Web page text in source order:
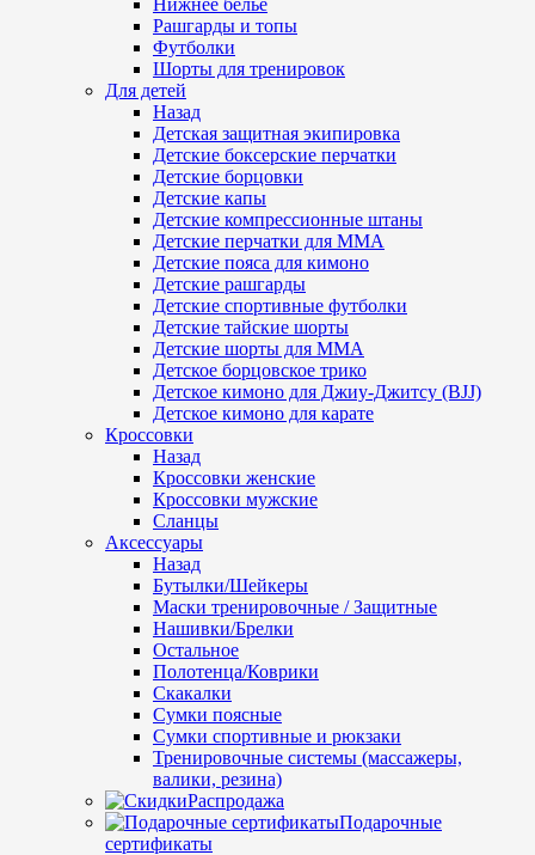
Нижнее белье
Рашгарды и топы
Футболки
Шорты для тренировок
Для детей
Назад
Детская защитная экипировка
Детские боксерские перчатки
Детские борцовки
Детские капы
Детские компрессионные штаны
Детские перчатки для ММА
Детские пояса для кимоно
Детские рашгарды
Детские спортивные футболки
Детские тайские шорты
Детские шорты для ММА
Детское борцовское трико
Детское кимоно для Джиу-Джитсу (BJJ)
Детское кимоно для карате
Кроссовки
Назад
Кроссовки женские
Кроссовки мужские
Сланцы
Аксессуары
Назад
Бутылки/Шейкеры
Маски тренировочные / Защитные
Нашивки/Брелки
Остальное
Полотенца/Коврики
Скакалки
Сумки поясные
Сумки спортивные и рюкзаки
Тренировочные системы (массажеры,
валики, резина)
Распродажа
Подарочные
сертификаты